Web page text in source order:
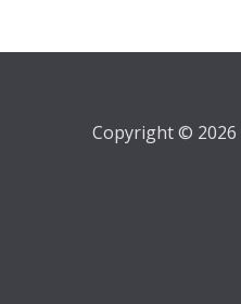
Copyright © 2026